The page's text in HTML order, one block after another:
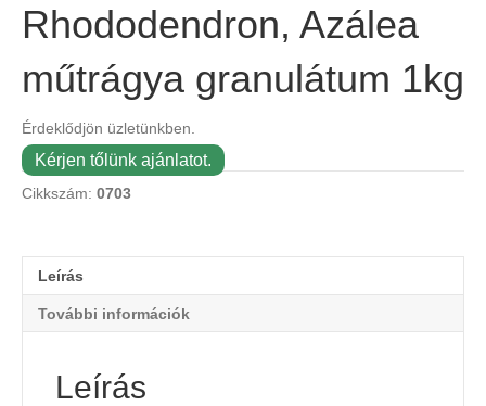
Rhododendron, Azálea
műtrágya granulátum 1kg
Érdeklődjön üzletünkben.
Kérjen tőlünk ajánlatot.
Cikkszám: 0703
Leírás
További információk
Leírás